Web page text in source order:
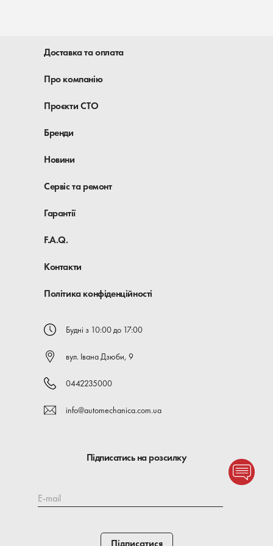
Доставка та оплата
Про компанію
Проєкти СТО
Бренди
Новини
Сервіс та ремонт
Гарантії
F.A.Q.
Контакти
Політика конфіденційності
Будні з 10:00 до 17:00
вул. Івана Дзюби, 9
0442235000
info@automechanica.com.ua
Підписатись на розсилку
E-mail
Підписатися